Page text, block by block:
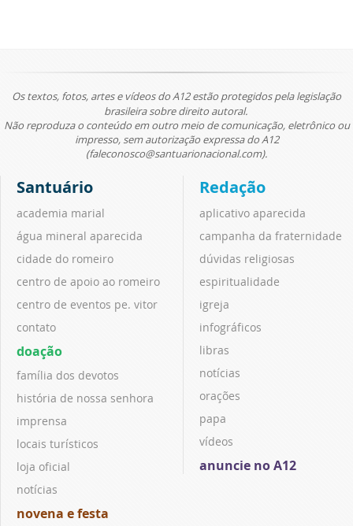
Os textos, fotos, artes e vídeos do A12 estão protegidos pela legislação
brasileira sobre direito autoral.
Não reproduza o conteúdo em outro meio de comunicação, eletrônico ou
impresso, sem autorização expressa do A12
(faleconosco@santuarionacional.com).
Santuário
academia marial
água mineral aparecida
cidade do romeiro
centro de apoio ao romeiro
centro de eventos pe. vitor
contato
doação
família dos devotos
história de nossa senhora
imprensa
locais turísticos
loja oficial
notícias
novena e festa
Redação
aplicativo aparecida
campanha da fraternidade
dúvidas religiosas
espiritualidade
igreja
infográficos
libras
notícias
orações
papa
vídeos
anuncie no A12